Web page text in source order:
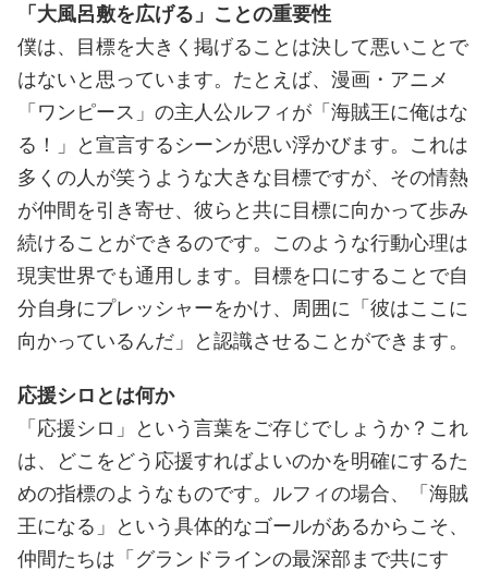
「大風呂敷を広げる」ことの重要性
僕は、目標を大きく掲げることは決して悪いことで
はないと思っています。たとえば、漫画・アニメ
「ワンピース」の主人公ルフィが「海賊王に俺はな
る！」と宣言するシーンが思い浮かびます。これは
多くの人が笑うような大きな目標ですが、その情熱
が仲間を引き寄せ、彼らと共に目標に向かって歩み
続けることができるのです。このような行動心理は
現実世界でも通用します。目標を口にすることで自
分自身にプレッシャーをかけ、周囲に「彼はここに
向かっているんだ」と認識させることができます。
応援シロとは何か
「応援シロ」という言葉をご存じでしょうか？これ
は、どこをどう応援すればよいのかを明確にするた
めの指標のようなものです。ルフィの場合、「海賊
王になる」という具体的なゴールがあるからこそ、
仲間たちは「グランドラインの最深部まで共にす